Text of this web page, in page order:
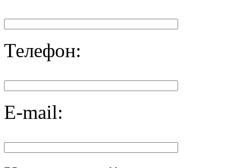
Телефон:
E-mail: